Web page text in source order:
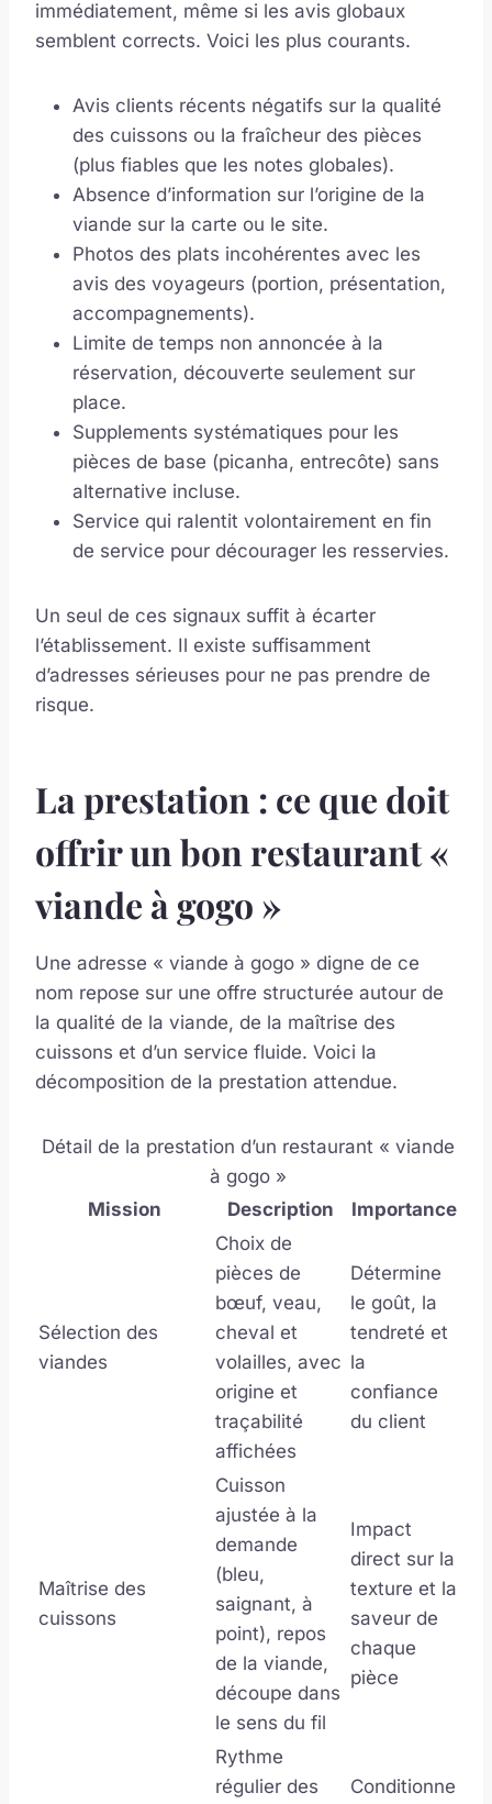
immédiatement, même si les avis globaux
semblent corrects. Voici les plus courants.
Avis clients récents négatifs sur la qualité
des cuissons ou la fraîcheur des pièces
(plus fiables que les notes globales).
Absence d’information sur l’origine de la
viande sur la carte ou le site.
Photos des plats incohérentes avec les
avis des voyageurs (portion, présentation,
accompagnements).
Limite de temps non annoncée à la
réservation, découverte seulement sur
place.
Supplements systématiques pour les
pièces de base (picanha, entrecôte) sans
alternative incluse.
Service qui ralentit volontairement en fin
de service pour décourager les resservies.
Un seul de ces signaux suffit à écarter
l’établissement. Il existe suffisamment
d’adresses sérieuses pour ne pas prendre de
risque.
La prestation : ce que doit
offrir un bon restaurant «
viande à gogo »
Une adresse « viande à gogo » digne de ce
nom repose sur une offre structurée autour de
la qualité de la viande, de la maîtrise des
cuissons et d’un service fluide. Voici la
décomposition de la prestation attendue.
Détail de la prestation d’un restaurant « viande
à gogo »
Mission
Description Importance
Sélection des
viandes
Choix de
pièces de
bœuf, veau,
cheval et
volailles, avec
origine et
traçabilité
affichées
Détermine
le goût, la
tendreté et
la
confiance
du client
Maîtrise des
cuissons
Cuisson
ajustée à la
demande
(bleu,
saignant, à
point), repos
de la viande,
découpe dans
le sens du fil
Impact
direct sur la
texture et la
saveur de
chaque
pièce
Rythme
régulier des
Conditionne